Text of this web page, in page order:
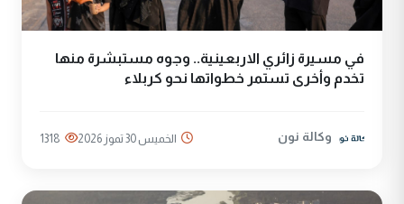
في مسيرة زائري الاربعينية.. وجوه مستبشرة منها
تخدم وأخرى تستمر خطواتها نحو كربلاء
وكالة نون الخميس 30 تموز 2026 1318